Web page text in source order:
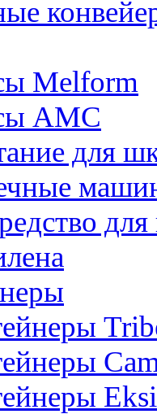
Melform
AMC
для
для
Eksi